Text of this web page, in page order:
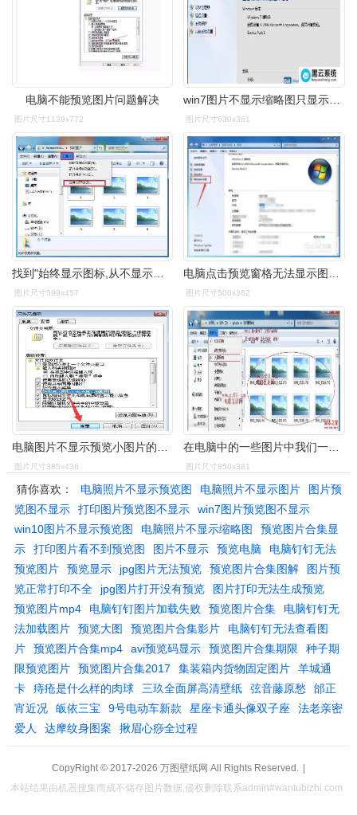
电脑不能预览图片问题解决
图片尺寸1139x772
win7图片不显示缩略图只显示图标图片不能预览图文
图片尺寸630x361
图片尺寸599x457 图片尺寸500x362
图片尺寸385x436 图片尺寸850x381
猜你喜欢： 电脑照片不显示预览图 电脑照片不显示图片
图片预
览图不显示
打印图片预览图不显示
win7图片预览图不显示
win10图片不显示预览图
电脑照片不显示缩略图
预览图片合集显
示
打印图片看不到预览图 图片不显示 预览电脑
电脑钉钉无法
预览图片
预览显示 jpg图片无法预览 预览图片合集图解
图片预
览正常打印不全
jpg图片打开没有预览
图片打印无法生成预览
预览图片mp4
电脑钉钉图片加载失败 预览图片合集
电脑钉钉无
法加载图片
预览大图 预览图片合集影片
电脑钉钉无法查看图
片
预览图片合集mp4 avi预览码显示 预览图片合集期限
种子期
限预览图片
预览图片合集2017 集装箱内货物固定图片
羊城通
卡
痔疮是什么样的肉球 三玖全面屏高清壁纸 弦音藤原愁
邰正
宵近况
皈依三宝 9号电动车新款 星座卡通头像双子座
法老亲密
爱人
达摩纹身图案 揪眉心痧全过程
CopyRight © 2017-2026 万图壁纸网 All Rights Reserved.
|
本站结果由机器搜集而成不储存图片数据,侵权删除联系admin#wantubizhi.com